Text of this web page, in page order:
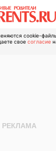
cookie-
свое согласие